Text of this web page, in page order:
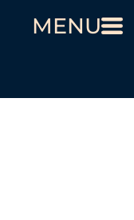
MENU